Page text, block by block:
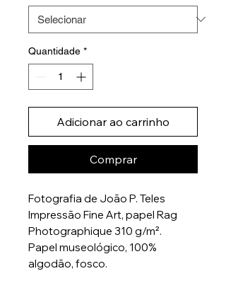
Quantidade *
Adicionar ao carrinho
Comprar
Fotografia de João P. Teles
Impressão Fine Art, papel Rag
Photographique 310 g/m².
Papel museológico, 100%
algodão, fosco.